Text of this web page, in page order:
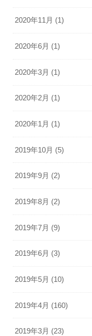
2020年11月 (1)
2020年6月 (1)
2020年3月 (1)
2020年2月 (1)
2020年1月 (1)
2019年10月 (5)
2019年9月 (2)
2019年8月 (2)
2019年7月 (9)
2019年6月 (3)
2019年5月 (10)
2019年4月 (160)
2019年3月 (23)